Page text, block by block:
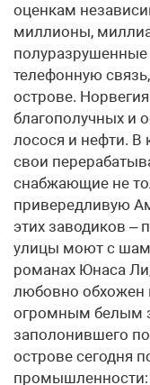
оценкам
миллионы,
телефонную
острове.
благополучных и
лосося и нефти.
свои
снабжающие не
привередливую
этих заводиков –
улицы моют с
романах Юнаса
любовно обхожен
огромным белым
заполонившего
острове сегодня
промышленности: